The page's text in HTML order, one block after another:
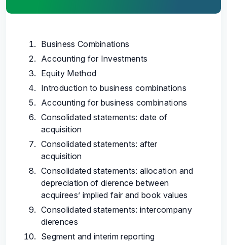
Business Combinations
Accounting for Investments
Equity Method
Introduction to business combinations
Accounting for business combinations
Consolidated statements: date of
acquisition
Consolidated statements: after
acquisition
Consolidated statements: allocation and
depreciation of dierence between
acquirees’ implied fair and book values
Consolidated statements: intercompany
dierences
Segment and interim reporting